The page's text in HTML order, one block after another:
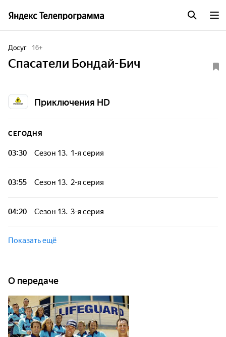
Досуг 16+
Спасатели Бондай-Бич
Приключения HD
СЕГОДНЯ
03:30 Сезон 13. 1-я серия
Бондай-Бич - популярное место среди любителей
ребята в голубом позаботятся о вашей безопасности. Ведь
на этом пляже может произойти всё, что угодно.
03:55 Сезон 13. 2-я серия
Бондай-Бич - популярное место среди любителей
ребята в голубом позаботятся о вашей безопасности. Ведь
на этом пляже может произойти всё, что угодно.
04:20 Сезон 13. 3-я серия
Бондай-Бич - популярное место среди любителей
пляжного отдыха. Океан может быть непредсказуемым, но
ребята в голубом позаботятся о вашей безопасности. Ведь
Показать ещё
О передаче